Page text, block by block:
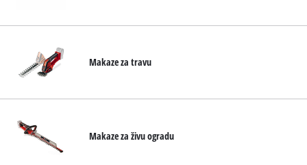
Makaze za travu
Makaze za živu ogradu